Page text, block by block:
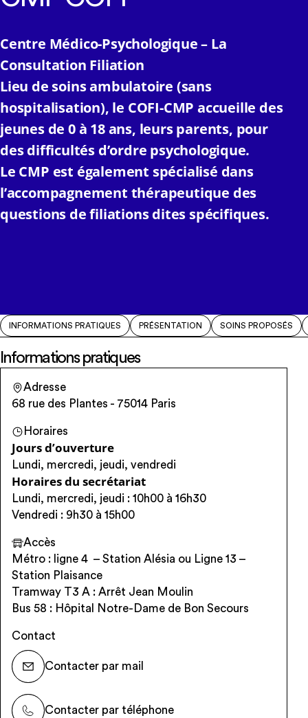
Centre Médico-Psychologique – La
Consultation Filiation
Lieu de soins ambulatoire (sans
hospitalisation), le COFI-CMP accueille des
jeunes de 0 à 18 ans, leurs parents, pour
des difficultés d’ordre psychologique.
Le CMP est également spécialisé dans
l’accompagnement thérapeutique des
questions de filiations dites spécifiques.
INFORMATIONS PRATIQUES PRÉSENTATION SOINS PROPOSÉS
Informations pratiques
Adresse
68 rue des Plantes - 75014 Paris
Horaires
Jours d’ouverture
Lundi, mercredi, jeudi, vendredi
Horaires du secrétariat
Lundi, mercredi, jeudi : 10h00 à 16h30
Vendredi : 9h30 à 15h00
Accès
Métro : ligne 4 – Station Alésia ou Ligne 13 –
Station Plaisance
Tramway T3 A : Arrêt Jean Moulin
Bus 58 : Hôpital Notre-Dame de Bon Secours
Contact
Contacter par mail
Contacter par téléphone